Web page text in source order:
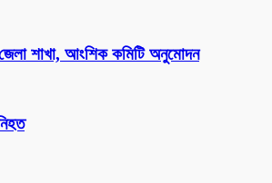
জেলা শাখা, আংশিক কমিটি অনুমোদন